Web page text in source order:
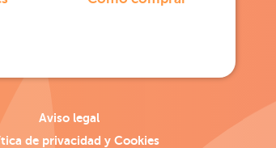
Aviso legal
de privacidad y Cookies